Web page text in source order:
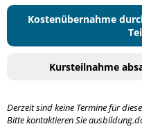
Kostenübernahme
Kursteilnahme
Derzeit sind keine Termine für
Bitte kontaktieren Sie